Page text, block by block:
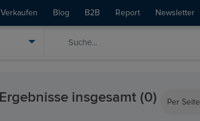
Verkaufen Blog B2B Report Newsletter
Ergebnisse insgesamt (0) Per Seite